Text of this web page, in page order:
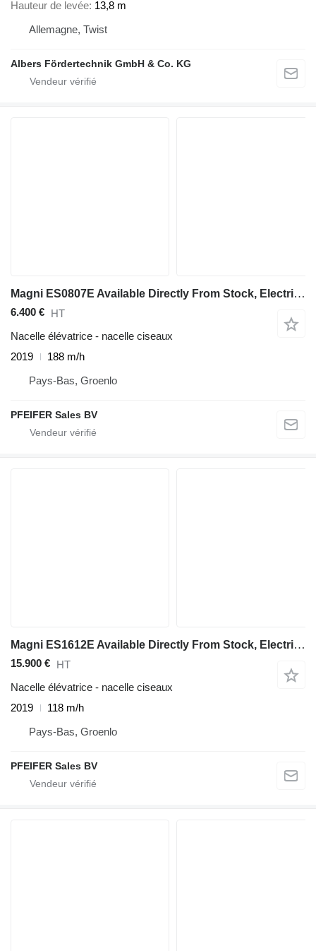
Hauteur de levée 13,8 m
Allemagne, Twist
Albers Fördertechnik GmbH & Co. KG
Magni ES0807E Available Directly From Stock, Electric, 7
6.400 € HT
Nacelle élévatrice - nacelle ciseaux
2019
188 m/h
Pays-Bas, Groenlo
PFEIFER Sales BV
Magni ES1612E Available Directly From Stock, Electric, 1
15.900 € HT
Nacelle élévatrice - nacelle ciseaux
2019
118 m/h
Pays-Bas, Groenlo
PFEIFER Sales BV